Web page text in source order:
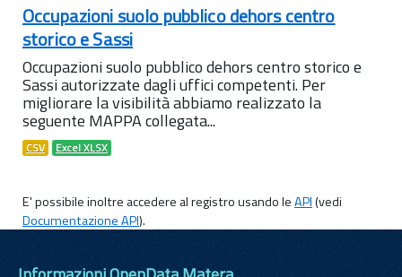
Occupazioni suolo pubblico dehors centro
storico e Sassi
Occupazioni suolo pubblico dehors centro storico e
Sassi autorizzate dagli uffici competenti. Per
migliorare la visibilità abbiamo realizzato la
seguente MAPPA collegata...
CSV Excel XLSX
E' possibile inoltre accedere al registro usando leAPI(vedi
Documentazione API).